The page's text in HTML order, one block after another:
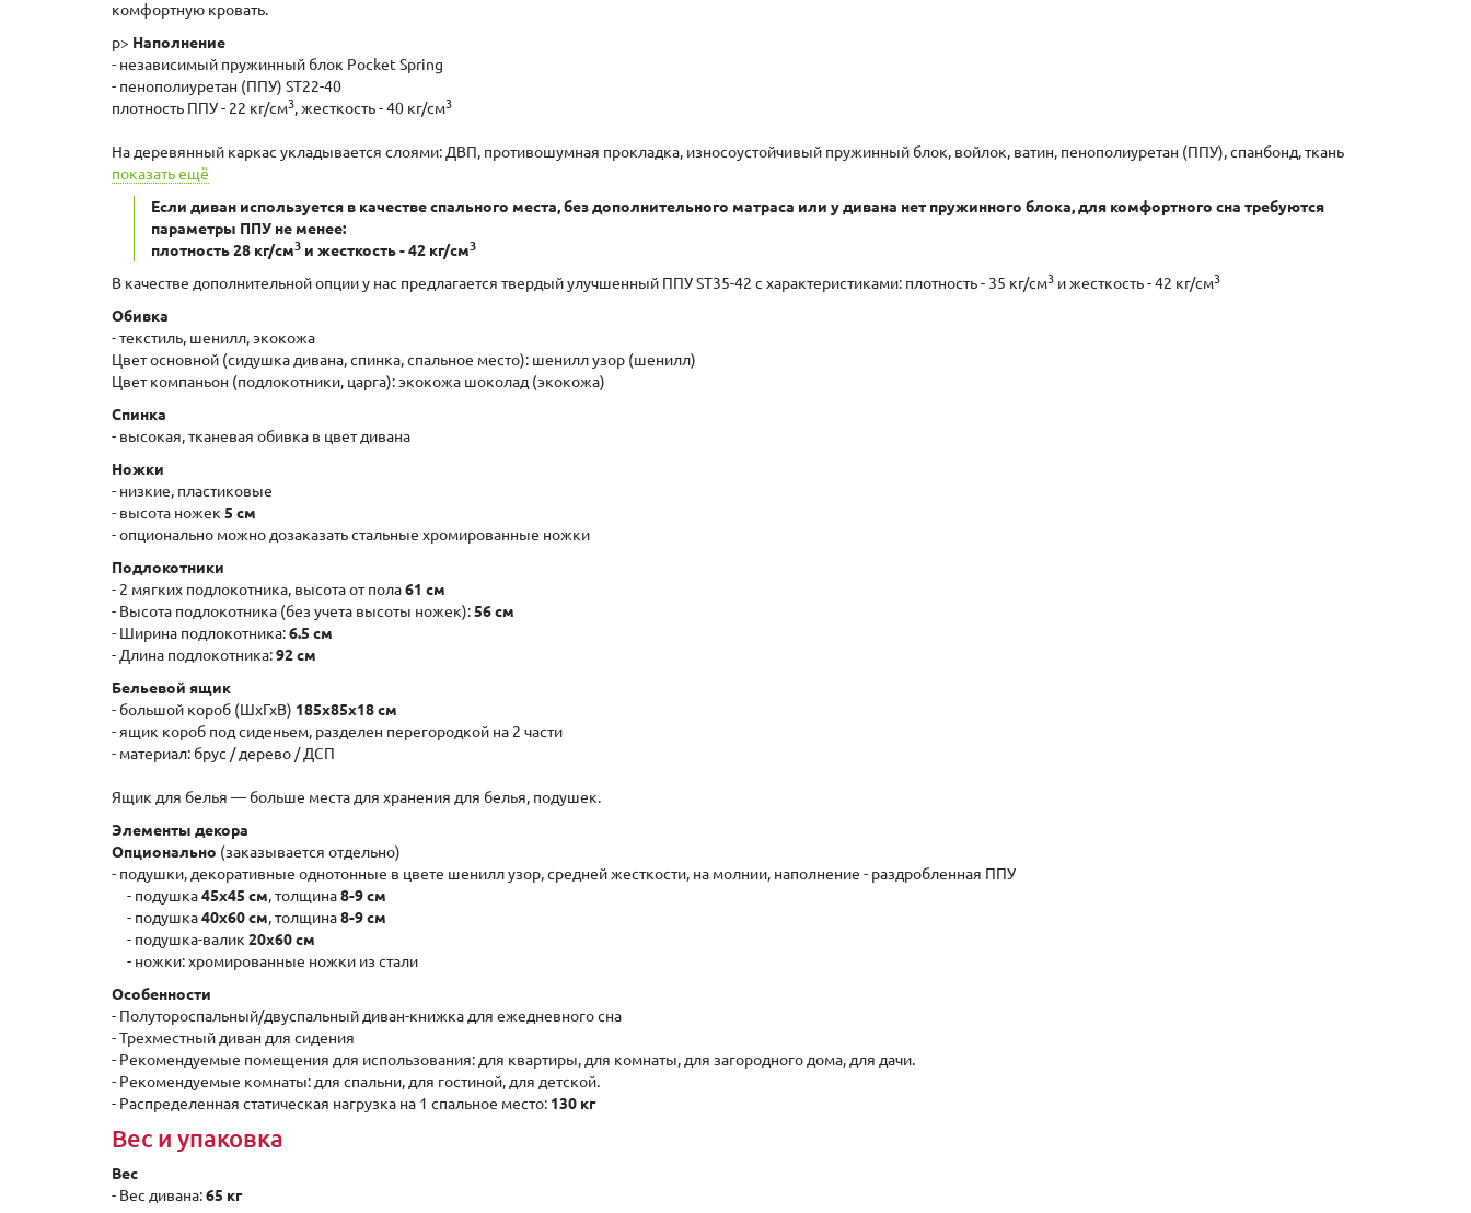
комфортную кровать.
p> Наполнение
- независимый пружинный блок Pocket Spring
- пенополиуретан (ППУ) ST22-40
плотность ППУ - 22 кг/см3, жесткость - 40 кг/см3
На деревянный каркас укладывается слоями: ДВП, противошумная прокладка, износоустойчивый пружинный блок, войлок, ватин, пенополиуретан (ППУ), спанбонд, ткань
показать ещё
Если диван используется в качестве спального места, без дополнительного матраса или у дивана нет пружинного блока, для комфортного сна требуются
параметры ППУ не менее:
плотность 28 кг/см3 и жесткость - 42 кг/см3
В качестве дополнительной опции у нас предлагается твердый улучшенный ППУ ST35-42 с характеристиками: плотность - 35 кг/см3 и жесткость - 42 кг/см3
Обивка
- текстиль, шенилл, экокожа
Цвет основной (сидушка дивана, спинка, спальное место): шенилл узор (шенилл)
Цвет компаньон (подлокотники, царга): экокожа шоколад (экокожа)
Спинка
- высокая, тканевая обивка в цвет дивана
Ножки
- низкие, пластиковые
- высота ножек 5 см
- опционально можно дозаказать стальные хромированные ножки
Подлокотники
- 2 мягких подлокотника, высота от пола61 см
- Высота подлокотника (без учета высоты ножек):56 см
- Ширина подлокотника:6.5 см
- Длина подлокотника:92 см
Бельевой ящик
- большой короб (ШxГхВ) 185х85х18 см
- ящик короб под сиденьем, разделен перегородкой на 2 части
- материал: брус / дерево / ДСП
Ящик для белья — больше места для хранения для белья, подушек.
Элементы декора
Опционально (заказывается отдельно)
- подушки, декоративные однотонные в цвете шенилл узор, средней жесткости, на молнии, наполнение - раздробленная ППУ
- подушка45х45 см, толщина8-9 см
- подушка40х60 см, толщина8-9 см
- подушка-валик 20х60 см
- ножки: хромированные ножки из стали
Особенности
- Полутороспальный/двуспальный диван-книжка для ежедневного сна
- Трехместный диван для сидения
- Рекомендуемые помещения для использования: для квартиры, для комнаты, для загородного дома, для дачи.
- Рекомендуемые комнаты: для спальни, для гостиной, для детской.
- Распределенная статическая нагрузка на 1 спальное место: 130 кг
Вес и упаковка
Вес
- Вес дивана:65 кг